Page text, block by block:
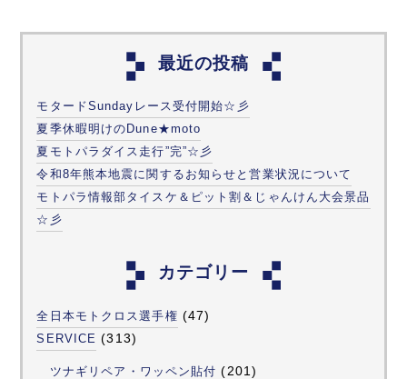
最近の投稿
モタードSundayレース受付開始☆彡
夏季休暇明けのDune★moto
夏モトパラダイス走行”完”☆彡
令和8年熊本地震に関するお知らせと営業状況について
モトパラ情報部タイスケ＆ピット割＆じゃんけん大会景品
☆彡
カテゴリー
全日本モトクロス選手権 (47)
SERVICE (313)
ツナギリペア・ワッペン貼付 (201)